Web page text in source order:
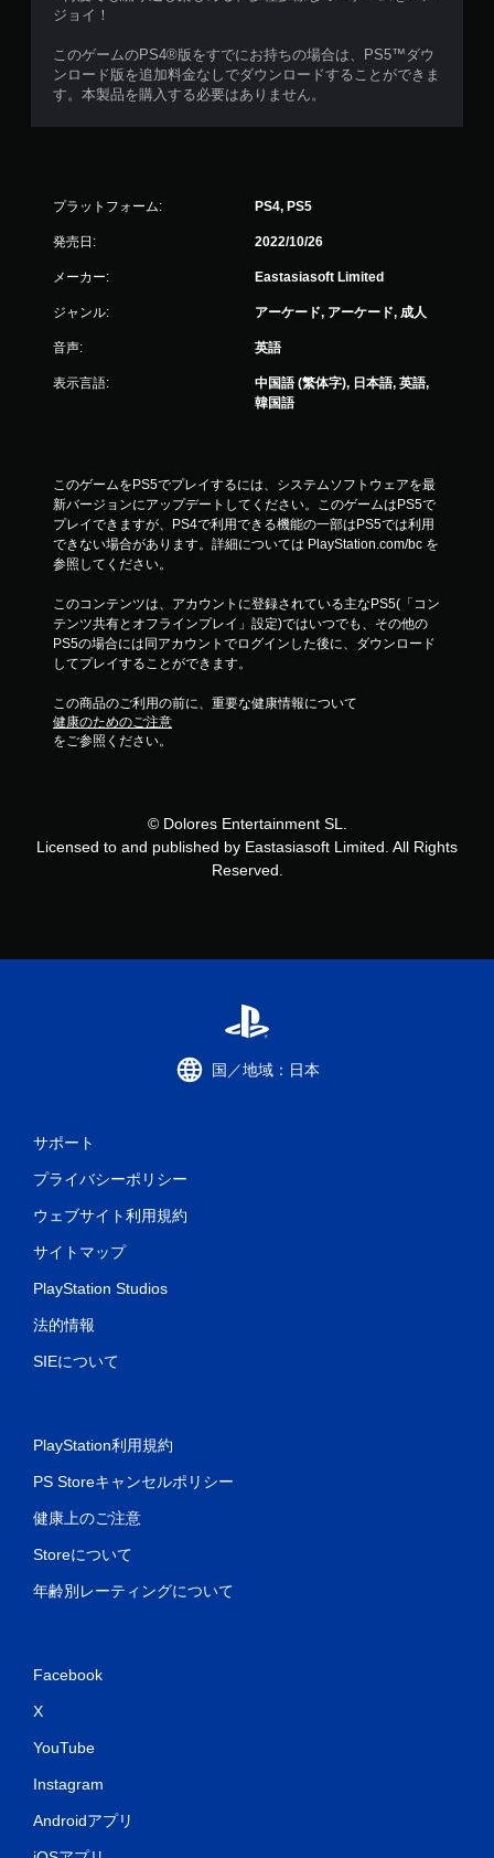
ジョイ！
このゲームのPS4®版をすでにお持ちの場合は、PS5™ダウ
ンロード版を追加料金なしでダウンロードすることができま
す。本製品を購入する必要はありません。
プラットフォーム: PS4, PS5
発売日: 2022/10/26
メーカー: Eastasiasoft Limited
ジャンル: アーケード, アーケード, 成人
音声: 英語
表示言語:
中国語 (繁体字), 日本語, 英語,
韓国語
このゲームをPS5でプレイするには、システムソフトウェアを最
新バージョンにアップデートしてください。このゲームはPS5で
プレイできますが、PS4で利用できる機能の一部はPS5では利用
できない場合があります。詳細については PlayStation.com/bc を
参照してください。
このコンテンツは、アカウントに登録されている主なPS5(「コン
テンツ共有とオフラインプレイ」設定)ではいつでも、その他の
PS5の場合には同アカウントでログインした後に、ダウンロード
してプレイすることができます。
この商品のご利用の前に、重要な健康情報について
健康のためのご注意
をご参照ください。
© Dolores Entertainment SL.
Licensed to and published by Eastasiasoft Limited. All Rights
Reserved.
国／地域：日本
サポート
プライバシーポリシー
ウェブサイト利用規約
サイトマップ
PlayStation Studios
法的情報
SIEについて
PlayStation利用規約
PS Storeキャンセルポリシー
健康上のご注意
Storeについて
年齢別レーティングについて
Facebook
X
YouTube
Instagram
Androidアプリ